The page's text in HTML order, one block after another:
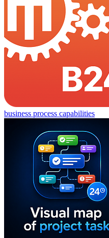
business process capabilities